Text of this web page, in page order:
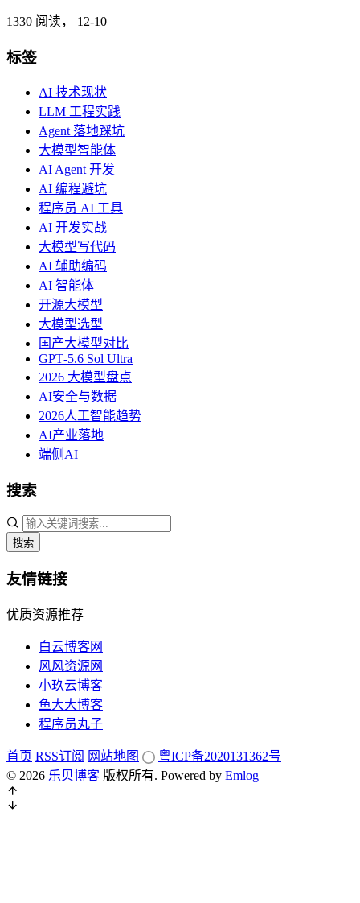
1330 阅读， 12-10
标签
AI 技术现状
LLM 工程实践
Agent 落地踩坑
大模型智能体
AI Agent 开发
AI 编程避坑
程序员 AI 工具
AI 开发实战
大模型写代码
AI 辅助编码
AI 智能体
开源大模型
大模型选型
国产大模型对比
GPT‑5.6 Sol Ultra
2026 大模型盘点
AI安全与数据
2026人工智能趋势
AI产业落地
端侧AI
搜索
搜索
友情链接
优质资源推荐
白云博客网
风风资源网
小玖云博客
鱼大大博客
程序员丸子
首页 RSS订阅 网站地图
粤ICP备2020131362号
© 2026 乐贝博客 版权所有. Powered by Emlog